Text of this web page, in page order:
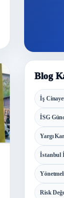
Blog
İş
İSG
Yargı
İstanbul
Risk